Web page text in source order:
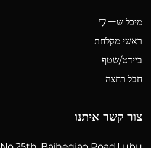
מיכל שワー
ראשי מקלחת
ביידט/שטף
חבל רחצה
צור קשר איתנו